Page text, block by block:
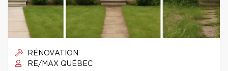
RÉNOVATION
RE/MAX QUÉBEC